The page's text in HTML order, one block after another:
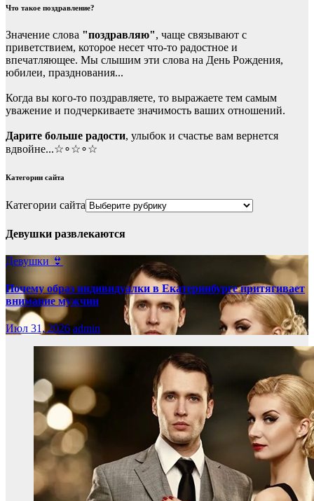
Что такое поздравление?
Значение слова "поздравляю", чаще связывают с
приветствием, которое несет что-то радостное и
впечатляющее. Мы слышим эти слова на День Рождения,
юбилеи, празднования...
Когда вы кого-то поздравляете, то выражаете тем самым
уважение и подчеркиваете значимость ваших отношений.
Дарите больше радости, улыбок и счастье вам вернется
вдвойне...☆∘☆∘☆
Категории сайта
Категории сайта
Девушки развлекаются
Девушки 👙
Почему образ индивидуалки в Екатеринбурге притягивает
внимание мужчин
Июл 31, 2026 admin